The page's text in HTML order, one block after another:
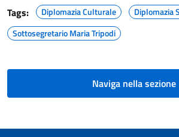
Tags: Diplomazia Culturale
Diplomazia
Sottosegretario Maria Tripodi
Naviga nella sezione